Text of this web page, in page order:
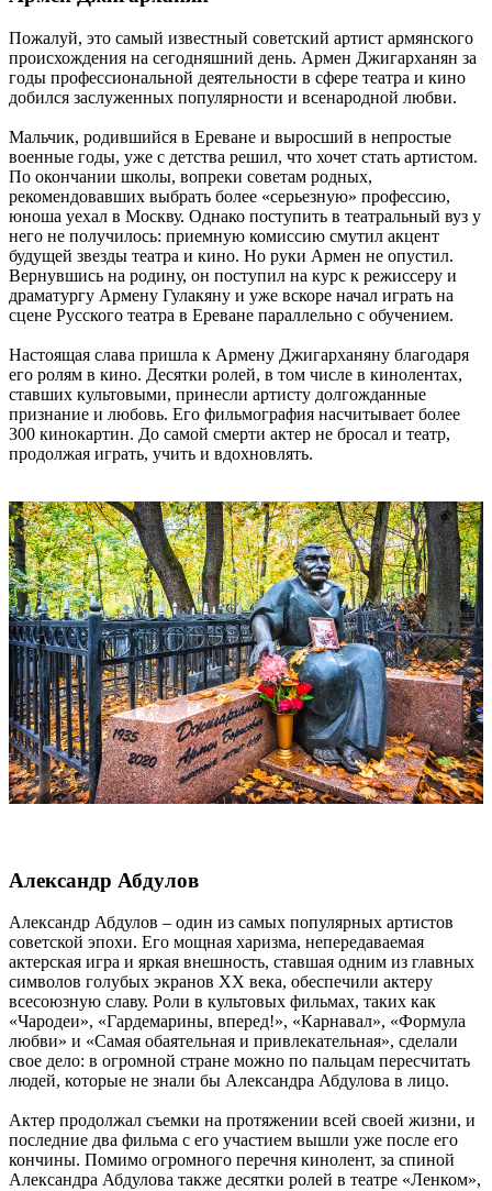
Пожалуй, это самый известный советский артист армянского
происхождения на сегодняшний день. Армен Джигарханян за
годы профессиональной деятельности в сфере театра и кино
добился заслуженных популярности и всенародной любви.
Мальчик, родившийся в Ереване и выросший в непростые
военные годы, уже с детства решил, что хочет стать артистом.
По окончании школы, вопреки советам родных,
рекомендовавших выбрать более «серьезную» профессию,
юноша уехал в Москву. Однако поступить в театральный вуз у
него не получилось: приемную комиссию смутил акцент
будущей звезды театра и кино. Но руки Армен не опустил.
Вернувшись на родину, он поступил на курс к режиссеру и
драматургу Армену Гулакяну и уже вскоре начал играть на
сцене Русского театра в Ереване параллельно с обучением.
Настоящая слава пришла к Армену Джигарханяну благодаря
его ролям в кино. Десятки ролей, в том числе в кинолентах,
ставших культовыми, принесли артисту долгожданные
признание и любовь. Его фильмография насчитывает более
300 кинокартин. До самой смерти актер не бросал и театр,
продолжая играть, учить и вдохновлять.
Александр Абдулов
Александр Абдулов – один из самых популярных артистов
советской эпохи. Его мощная харизма, непередаваемая
актерская игра и яркая внешность, ставшая одним из главных
символов голубых экранов XX века, обеспечили актеру
всесоюзную славу. Роли в культовых фильмах, таких как
«Чародеи», «Гардемарины, вперед!», «Карнавал», «Формула
любви» и «Самая обаятельная и привлекательная», сделали
свое дело: в огромной стране можно по пальцам пересчитать
людей, которые не знали бы Александра Абдулова в лицо.
Актер продолжал съемки на протяжении всей своей жизни, и
последние два фильма с его участием вышли уже после его
кончины. Помимо огромного перечня кинолент, за спиной
Александра Абдулова также десятки ролей в театре «Ленком»,